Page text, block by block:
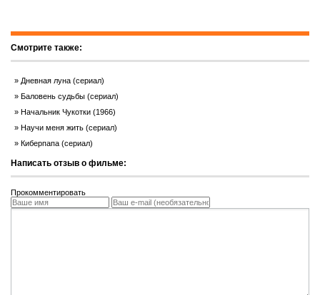
Смотрите также:
Дневная луна (сериал)
Баловень судьбы (сериал)
Начальник Чукотки (1966)
Научи меня жить (сериал)
Киберпапа (сериал)
Написать отзыв о фильме:
Прокомментировать